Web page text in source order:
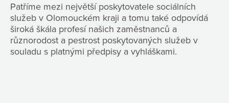
Patříme mezi největší poskytovatele sociálních
služeb v Olomouckém kraji a tomu také odpovídá
široká škála profesí našich zaměstnanců a
různorodost a pestrost poskytovaných služeb v
souladu s platnými předpisy a vyhláškami.